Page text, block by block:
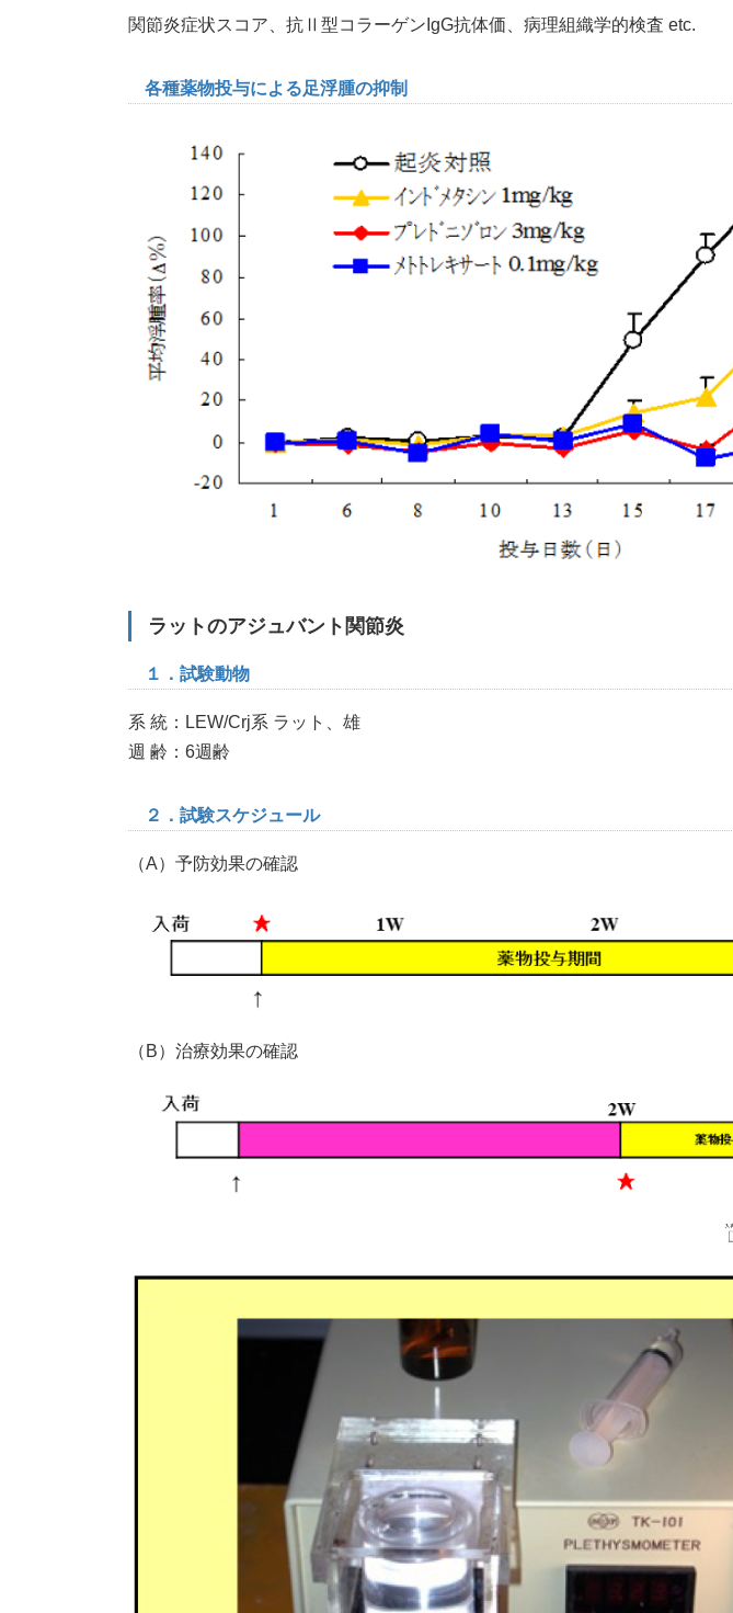
関節炎症状スコア、抗Ⅱ型コラーゲンIgG抗体価、病理組織学的検査 etc.
各種薬物投与による足浮腫の抑制
ラットのアジュバント関節炎
１．試験動物
系 統：LEW/Crj系 ラット、雄
週 齢：6週齢
２．試験スケジュール
（A）予防効果の確認
（B）治療効果の確認